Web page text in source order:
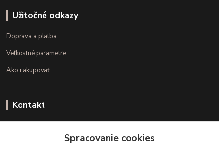
Užitočné odkazy
Doprava a platba
Veľkostné parametre
Ako nakupovať
Kontakt
(Po.-Pi. 10.00 - 15.00)Spracovanie cookies